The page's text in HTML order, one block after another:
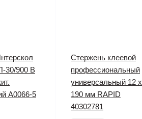
30/900 В
A0066-5
Стержень клеевой
профессиональный
универсальный 12 х
190 мм RAPID
40302781